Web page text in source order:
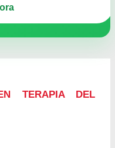
TERAPIA DEL